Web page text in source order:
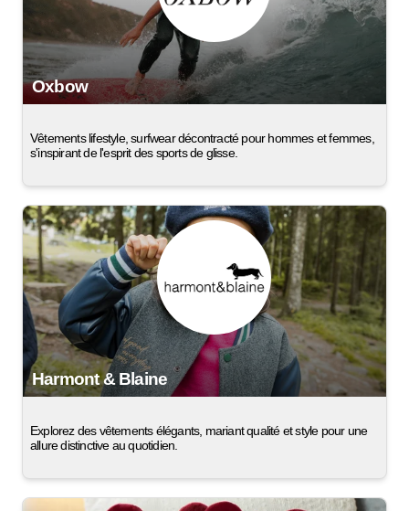
Oxbow
Vêtements lifestyle, surfwear décontracté pour hommes et femmes,
s'inspirant de l'esprit des sports de glisse.
Harmont & Blaine
Explorez des vêtements élégants, mariant qualité et style pour une
allure distinctive au quotidien.